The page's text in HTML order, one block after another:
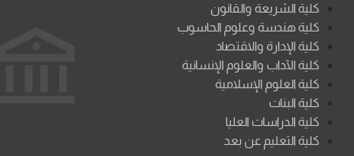
كلية الشريعة والقانون
كلية هندسة وعلوم الحاسوب
كلية الإدارة والاقتصاد
كلية الآداب والعلوم الإنسانية
كلية العلوم الإسلامية
كلية البنات
كلية الدراسات العليا
كلية التعليم عن بعد